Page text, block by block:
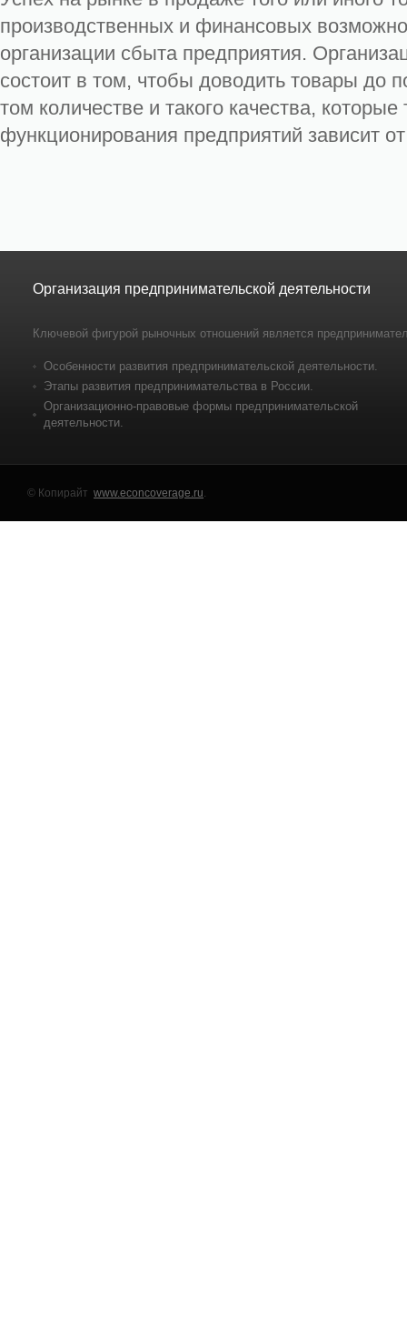
производственных и финансовых
организации сбыта предприятия.
состоит в том, чтобы доводить товары до
том количестве и такого качества,
функционирования предприятий зависит
Организация предпринимательской деятельности
Ключевой фигурой рыночных отношений является
Особенности развития предпринимательской деятельности.
Этапы развития предпринимательства в России.
Организационно-правовые формы предпринимательской
деятельности.
© Копирайт www.econcoverage.ru.